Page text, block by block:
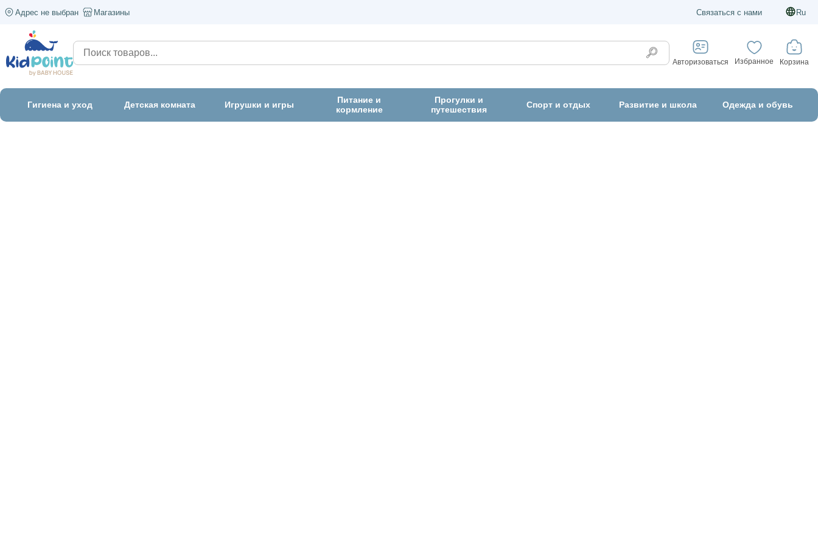
Адрес не выбран Магазины Связаться с нами Ru
Авторизоваться Избранное Корзина
Гигиена и уход Детская комната Игрушки и игры
Питание и
кормление
Прогулки и
путешествия
Спорт и отдых Развитие и школа Одежда и обувь